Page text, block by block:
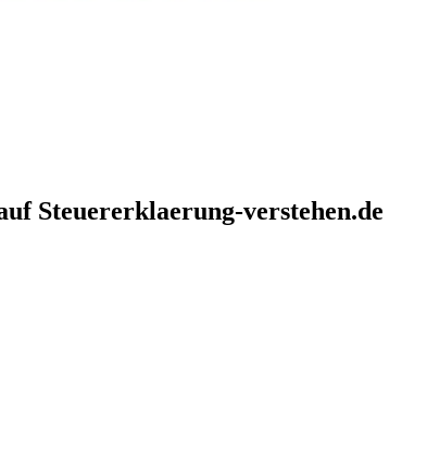
Steuererklaerung-verstehen.de